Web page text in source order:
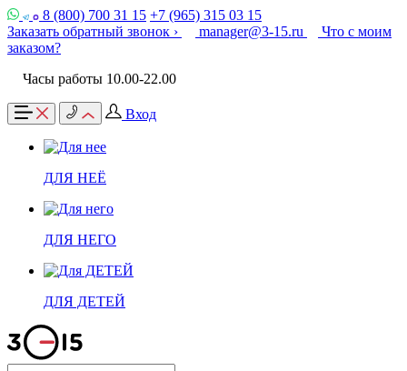
8 (800) 700 31 15 +7 (965) 315 03 15
Заказать обратный звонок ›
manager@3-15.ru
Что с моим
заказом?
Часы работы 10.00-22.00
Вход
ДЛЯ НЕЁ
ДЛЯ НЕГО
ДЛЯ ДЕТЕЙ